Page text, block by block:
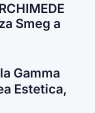
Smeg a
Gamma
Estetica,